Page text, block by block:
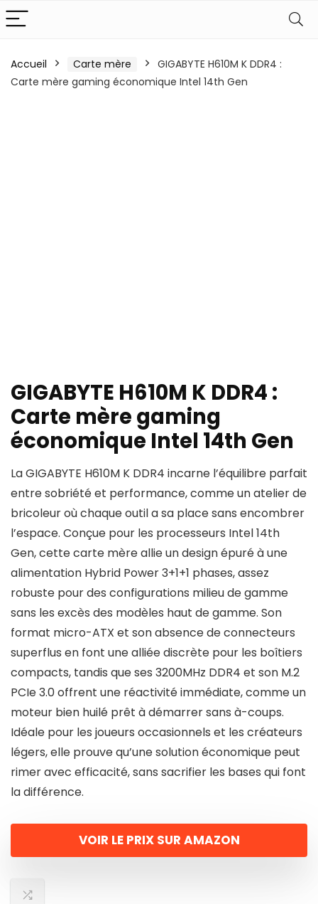
Accueil Carte mère
GIGABYTE H610M K DDR4 :
Carte mère gaming économique Intel 14th Gen
GIGABYTE H610M K DDR4 :
Carte mère gaming
économique Intel 14th Gen
La GIGABYTE H610M K DDR4 incarne l’équilibre parfait
entre sobriété et performance, comme un atelier de
bricoleur où chaque outil a sa place sans encombrer
l’espace. Conçue pour les processeurs Intel 14th
Gen, cette carte mère allie un design épuré à une
alimentation Hybrid Power 3+1+1 phases, assez
robuste pour des configurations milieu de gamme
sans les excès des modèles haut de gamme. Son
format micro-ATX et son absence de connecteurs
superflus en font une alliée discrète pour les boîtiers
compacts, tandis que ses 3200MHz DDR4 et son M.2
PCIe 3.0 offrent une réactivité immédiate, comme un
moteur bien huilé prêt à démarrer sans à-coups.
Idéale pour les joueurs occasionnels et les créateurs
légers, elle prouve qu’une solution économique peut
rimer avec efficacité, sans sacrifier les bases qui font
la différence.
VOIR LE PRIX SUR AMAZON